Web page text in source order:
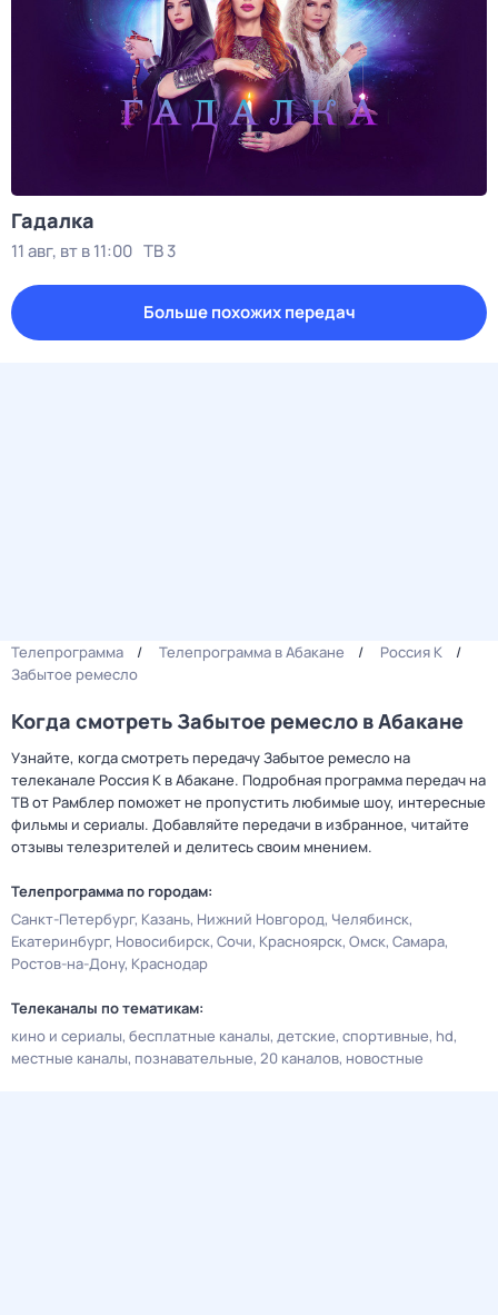
Гадалка
11 авг, вт в 11:00 ТВ 3
Больше похожих передач
Телепрограмма Телепрограмма в Абакане
Россия К
Забытое ремесло
Когда смотреть Забытое ремесло в Абакане
Узнайте, когда смотреть передачу Забытое ремесло на
телеканале Россия К в Абакане. Подробная программа передач на
ТВ от Рамблер поможет не пропустить любимые шоу, интересные
фильмы и сериалы. Добавляйте передачи в избранное, читайте
отзывы телезрителей и делитесь своим мнением.
Телепрограмма по городам:
Санкт-Петербург Казань Нижний Новгород Челябинск
Екатеринбург Новосибирск Сочи Красноярск Омск Самара
Ростов-на-Дону Краснодар
Телеканалы по тематикам:
кино и сериалы бесплатные каналы детские спортивные hd
местные каналы познавательные 20 каналов новостные